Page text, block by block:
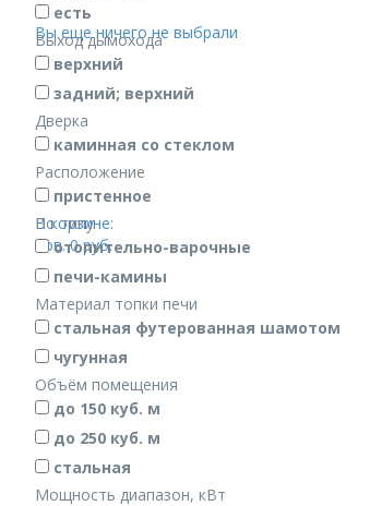
Вы еще ничего не выбрали
В корзине:
тов. 0руб.
есть
Выход дымохода
верхний
задний; верхний
Дверка
каминная со стеклом
Расположение
пристенное
По типу
отопительно-варочные
печи-камины
Материал топки печи
стальная футерованная шамотом
чугунная
Объём помещения
до 150 куб. м
до 250 куб. м
стальная
Мощность диапазон, кВт